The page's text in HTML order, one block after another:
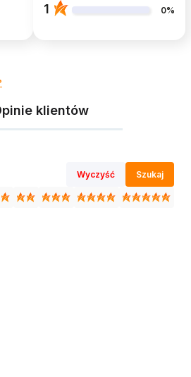
1 0%
klientów
Wyczyść Szukaj